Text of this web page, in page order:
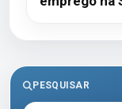
PESQUISAR